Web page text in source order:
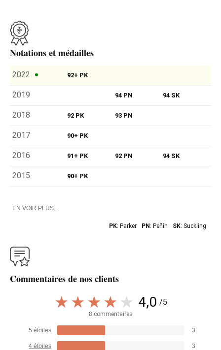
Notations et médailles
2022 92+ PK
2019 94 PN 94 SK
2018 92 PK 93 PN
2017 90+ PK
2016 91+ PK 92 PN 94 SK
2015 90+ PK
EN VOIR PLUS...
PK: Parker PN: Peñín SK: Suckling
Commentaires de nos clients
4,0 /5
8 commentaires
5 étoiles 3
4 étoiles 3